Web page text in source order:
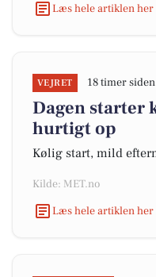
Læs hele artiklen her
VEJRET 18 timer siden
Dagen starter
hurtigt op
Kølig start, mild
Kilde: MET.no
Læs hele artiklen her